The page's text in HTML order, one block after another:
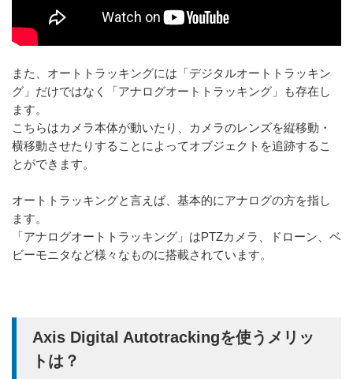
また、オートトラッキングには「デジタルオートトラッキン
グ」だけではなく「アナログオートトラッキング」も存在し
ます。
こちらはカメラ本体が動いたり、カメラのレンズを縦移動・
横移動させたりすることによってオブジェクトを追跡するこ
とができます。
オートトラッキングと言えば、基本的にアナログの方を指し
ます。
「アナログオートトラッキング」はPTZカメラ、ドローン、ベ
ビーモニタなど様々なものに搭載されています。
Axis Digital Autotrackingを使うメリッ
トは？